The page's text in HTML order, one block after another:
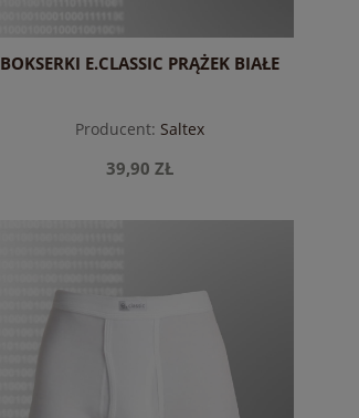
BOKSERKI E.CLASSIC PRĄŻEK BIAŁE
Producent: Saltex
39,90 ZŁ
do koszyka